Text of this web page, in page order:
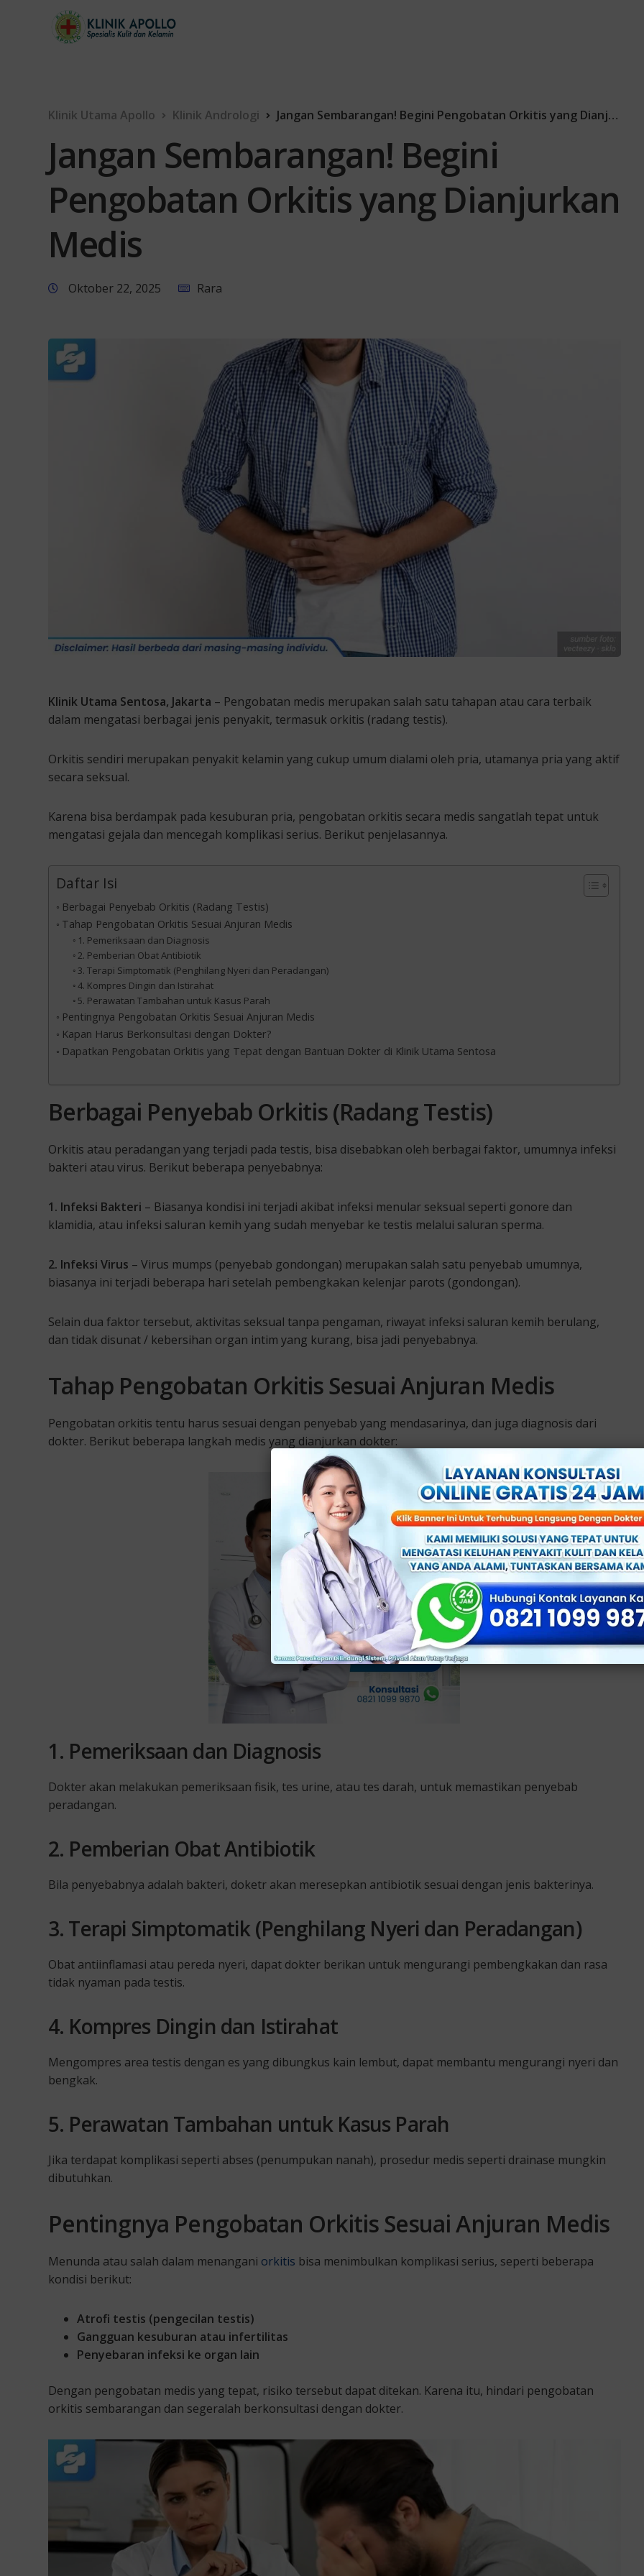
Klinik Utama Apollo Klinik Andrologi Jangan Sembarangan! Begini Pengobatan Orkitis yang Dianjurkan Medis
Jangan Sembarangan! Begini
Pengobatan Orkitis yang Dianjurkan
Medis
Oktober 22, 2025 Rara
Klinik Utama Sentosa, Jakarta – Pengobatan medis merupakan salah satu tahapan atau cara terbaik
dalam mengatasi berbagai jenis penyakit, termasuk orkitis (radang testis).
Orkitis sendiri merupakan penyakit kelamin yang cukup umum dialami oleh pria, utamanya pria yang aktif
secara seksual.
Karena bisa berdampak pada kesuburan pria, pengobatan orkitis secara medis sangatlah tepat untuk
mengatasi gejala dan mencegah komplikasi serius. Berikut penjelasannya.
Daftar Isi
Berbagai Penyebab Orkitis (Radang Testis)
Tahap Pengobatan Orkitis Sesuai Anjuran Medis
1. Pemeriksaan dan Diagnosis
2. Pemberian Obat Antibiotik
3. Terapi Simptomatik (Penghilang Nyeri dan Peradangan)
4. Kompres Dingin dan Istirahat
5. Perawatan Tambahan untuk Kasus Parah
Pentingnya Pengobatan Orkitis Sesuai Anjuran Medis
Kapan Harus Berkonsultasi dengan Dokter?
Dapatkan Pengobatan Orkitis yang Tepat dengan Bantuan Dokter di Klinik Utama Sentosa
Berbagai Penyebab Orkitis (Radang Testis)
Orkitis atau peradangan yang terjadi pada testis, bisa disebabkan oleh berbagai faktor, umumnya infeksi
bakteri atau virus. Berikut beberapa penyebabnya:
1. Infeksi Bakteri – Biasanya kondisi ini terjadi akibat infeksi menular seksual seperti gonore dan
klamidia, atau infeksi saluran kemih yang sudah menyebar ke testis melalui saluran sperma.
2. Infeksi Virus – Virus mumps (penyebab gondongan) merupakan salah satu penyebab umumnya,
biasanya ini terjadi beberapa hari setelah pembengkakan kelenjar parots (gondongan).
Selain dua faktor tersebut, aktivitas seksual tanpa pengaman, riwayat infeksi saluran kemih berulang,
dan tidak disunat / kebersihan organ intim yang kurang, bisa jadi penyebabnya.
Tahap Pengobatan Orkitis Sesuai Anjuran Medis
Pengobatan orkitis tentu harus sesuai dengan penyebab yang mendasarinya, dan juga diagnosis dari
dokter. Berikut beberapa langkah medis yang dianjurkan dokter:
1. Pemeriksaan dan Diagnosis
Dokter akan melakukan pemeriksaan fisik, tes urine, atau tes darah, untuk memastikan penyebab
peradangan.
2. Pemberian Obat Antibiotik
Bila penyebabnya adalah bakteri, doketr akan meresepkan antibiotik sesuai dengan jenis bakterinya.
3. Terapi Simptomatik (Penghilang Nyeri dan Peradangan)
Obat antiinflamasi atau pereda nyeri, dapat dokter berikan untuk mengurangi pembengkakan dan rasa
tidak nyaman pada testis.
4. Kompres Dingin dan Istirahat
Mengompres area testis dengan es yang dibungkus kain lembut, dapat membantu mengurangi nyeri dan
bengkak.
5. Perawatan Tambahan untuk Kasus Parah
Jika terdapat komplikasi seperti abses (penumpukan nanah), prosedur medis seperti drainase mungkin
dibutuhkan.
Pentingnya Pengobatan Orkitis Sesuai Anjuran Medis
Menunda atau salah dalam menangani orkitis bisa menimbulkan komplikasi serius, seperti beberapa
kondisi berikut:
Atrofi testis (pengecilan testis)
Gangguan kesuburan atau infertilitas
Penyebaran infeksi ke organ lain
Dengan pengobatan medis yang tepat, risiko tersebut dapat ditekan. Karena itu, hindari pengobatan
orkitis sembarangan dan segeralah berkonsultasi dengan dokter.